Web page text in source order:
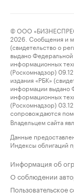
© ООО
2026. Сообщения и
(свидетельство о
выдано
информационных
(Роскомнадзор)
издания «РБК»
информации выдано
информационных
(Роскомнадзор)
сопровождаются
Владельцем сайта
Данные
Индексы облигаций
Информация об
О соблюдении
Пользовательское